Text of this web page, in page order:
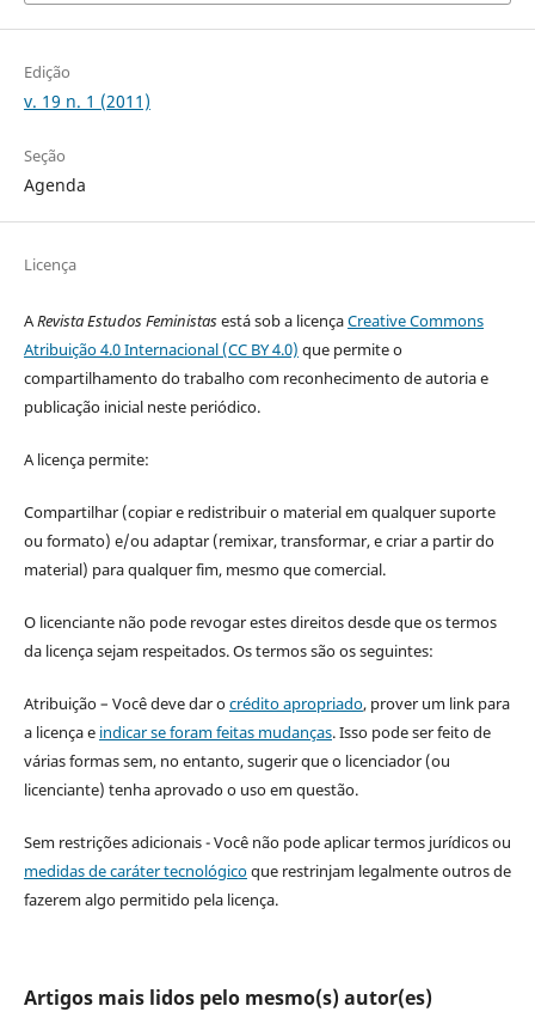
Edição
v. 19 n. 1 (2011)
Seção
Agenda
Licença
ARevista Estudos Feministasestá sob a licençaCreative Commons
Atribuição 4.0 Internacional (CC BY 4.0) que permite o
compartilhamento do trabalho com reconhecimento de autoria e
publicação inicial neste periódico.
A licença permite:
Compartilhar (copiar e redistribuir o material em qualquer suporte
ou formato) e/ou adaptar (remixar, transformar, e criar a partir do
material) para qualquer fim, mesmo que comercial.
O licenciante não pode revogar estes direitos desde que os termos
da licença sejam respeitados. Os termos são os seguintes:
Atribuição – Você deve dar ocrédito apropriado, prover um link para
a licença e indicar se foram feitas mudanças. Isso pode ser feito de
várias formas sem, no entanto, sugerir que o licenciador (ou
licenciante) tenha aprovado o uso em questão.
Sem restrições adicionais - Você não pode aplicar termos jurídicos ou
medidas de caráter tecnológicoque restrinjam legalmente outros de
fazerem algo permitido pela licença.
Artigos mais lidos pelo mesmo(s) autor(es)